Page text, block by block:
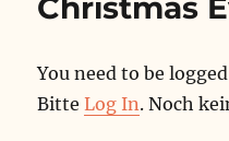
Christmas
You need to be
BitteLog In. Noch